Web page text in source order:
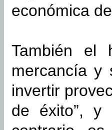
económica
También el
mercancía y
invertir
de éxito”, y